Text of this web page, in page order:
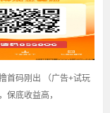
首码刚出 （广告+试玩
保底收益高，